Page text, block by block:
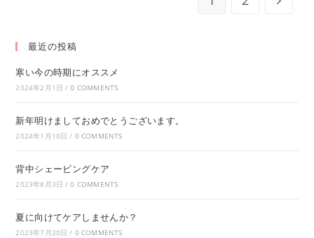
最近の投稿
寒い今の時期にオススメ
2024年2月1日 / 0 COMMENTS
新年明けましておめでとうございます。
2024年1月10日 / 0 COMMENTS
背中シェービングケア
2023年8月3日 / 0 COMMENTS
夏に向けてケアしませんか？
2023年7月20日 / 0 COMMENTS